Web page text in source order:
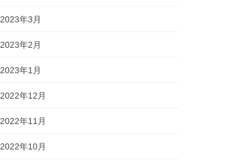
2023年3月
2023年2月
2023年1月
2022年12月
2022年11月
2022年10月